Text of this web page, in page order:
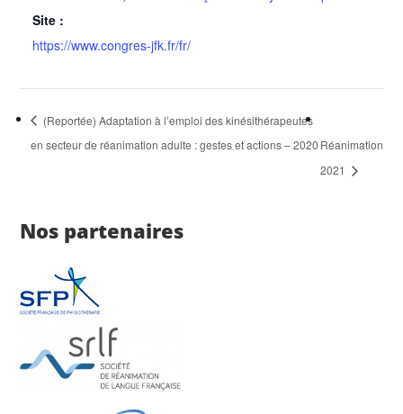
Site :
https://www.congres-jfk.fr/fr/
(Reportée) Adaptation à l’emploi des kinésithérapeutes
en secteur de réanimation adulte : gestes et actions – 2020 Réanimation
2021
Nos partenaires